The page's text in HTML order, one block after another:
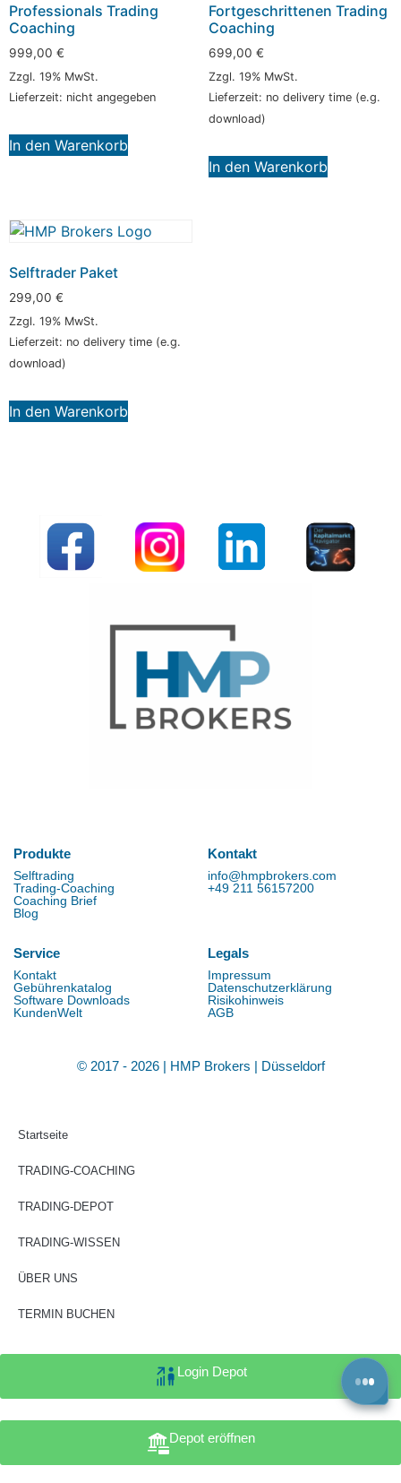
Professionals Trading
Coaching
999,00 €
Zzgl. 19% MwSt.
Lieferzeit: nicht angegeben
In den Warenkorb
Fortgeschrittenen Trading
Coaching
699,00 €
Zzgl. 19% MwSt.
Lieferzeit: no delivery time (e.g.
download)
In den Warenkorb
Selftrader Paket
299,00 €
Zzgl. 19% MwSt.
Lieferzeit: no delivery time (e.g.
download)
In den Warenkorb
Produkte
Selftrading
Trading-Coaching
Coaching Brief
Blog
Service
Kontakt
Gebührenkatalog
Software Downloads
KundenWelt
Legals
Impressum
Datenschutzerklärung
Risikohinweis
AGB
Kontakt
info@hmpbrokers.com
+49 211 56157200
© 2017 - 2026 | HMP Brokers | Düsseldorf
Startseite
TRADING-COACHING
TRADING-DEPOT
TRADING-WISSEN
ÜBER UNS
TERMIN BUCHEN
Login Depot
Depot eröffnen